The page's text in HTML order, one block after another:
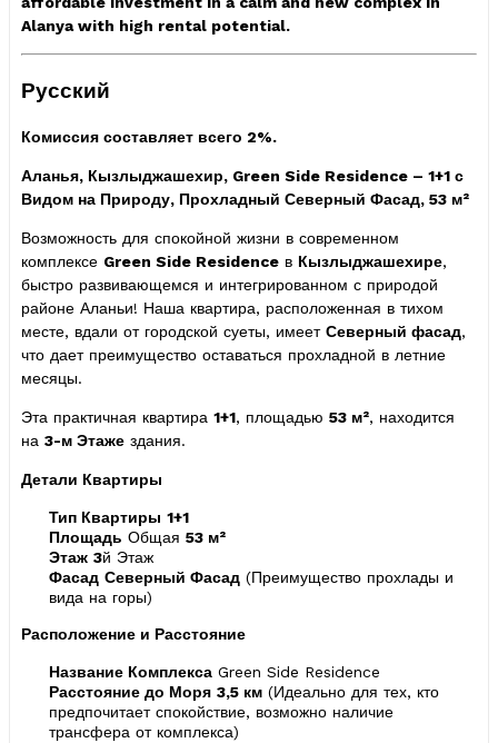
Alanya with high rental potential.
Русский
Комиссия составляет всего 2%.
Аланья, Кызлыджашехир, Green Side Residence – 1+1 с
Видом на Природу, Прохладный Северный Фасад, 53 м²
Возможность для спокойной жизни в современном
комплексе Green Side Residence в Кызлыджашехире,
быстро развивающемся и интегрированном с природой
районе Аланьи! Наша квартира, расположенная в тихом
месте, вдали от городской суеты, имеет Северный фасад,
что дает преимущество оставаться прохладной в летние
месяцы.
Эта практичная квартира 1+1, площадью 53 м², находится
на 3-м Этаже здания.
Детали Квартиры
Тип Квартиры 1+1
Площадь Общая 53 м²
Этаж 3й Этаж
Фасад Северный Фасад (Преимущество прохлады и
вида на горы)
Расположение и Расстояние
Название Комплекса Green Side Residence
Расстояние до Моря 3,5 км (Идеально для тех, кто
предпочитает спокойствие, возможно наличие
трансфера от комплекса)